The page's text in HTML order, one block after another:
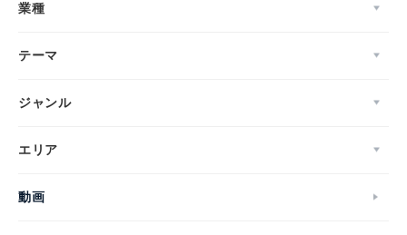
業種
テーマ
ジャンル
エリア
動画